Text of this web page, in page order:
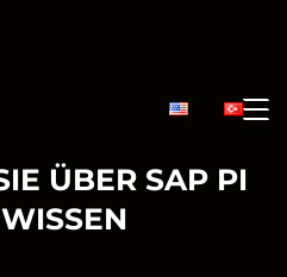
ÜBER SAP PI